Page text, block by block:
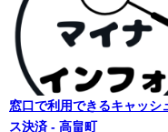
窓口で利用できるキャッシ
ス決済 - 高畠町